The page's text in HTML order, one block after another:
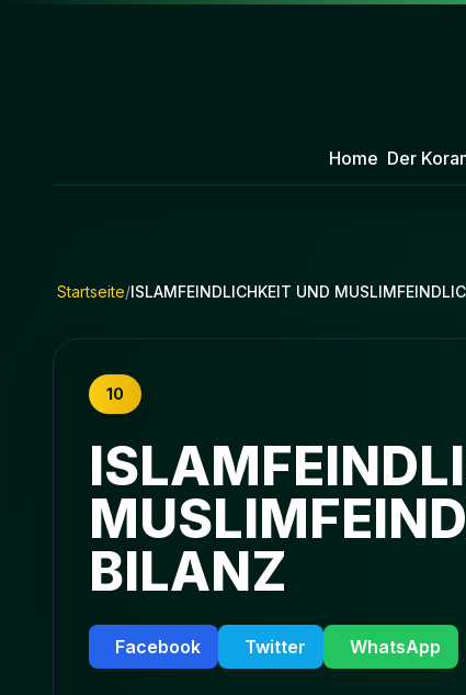
Home Der
Startseite/ISLAMFEINDLICHKEIT UND
10
BILANZ
Facebook Twitter WhatsApp